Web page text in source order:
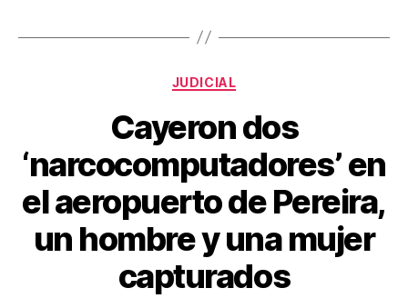
k
Categorías
JUDICIAL
Cayeron dos
‘narcocomputadores’ en
el aeropuerto de Pereira,
un hombre y una mujer
capturados